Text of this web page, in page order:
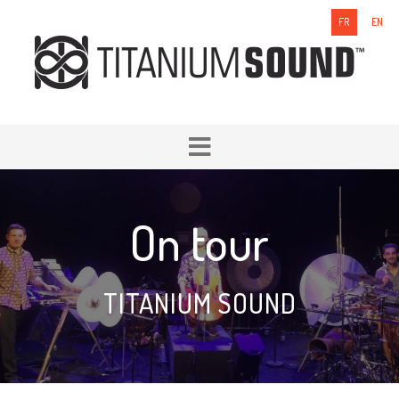
FR EN
On tour
TITANIUM SOUND